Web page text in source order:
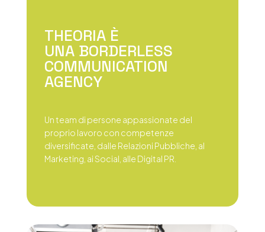
THEORIA È
UNA BORDERLESS
COMMUNICATION
AGENCY
Un team di persone appassionate del
proprio lavoro con competenze
diversificate, dalle Relazioni Pubbliche, al
Marketing, ai Social, alle Digital PR.